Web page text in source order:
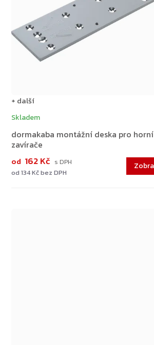
dormakaba montážní deska pro horní
zavírače
Skladem
od 134 Kč bez DPH
od 162 Kč
+ další